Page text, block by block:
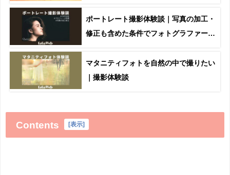
ポートレート撮影体験談｜写真の加工・
修正も含めた条件でフォトグラファーへ
マタニティフォトを自然の中で撮りたい
｜撮影体験談
Contents [表示]